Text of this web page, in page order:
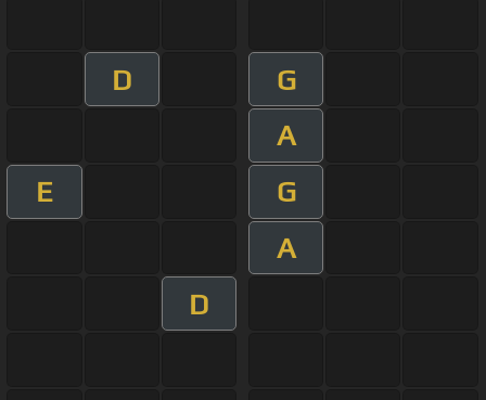
D
G
A
E
G
A
D